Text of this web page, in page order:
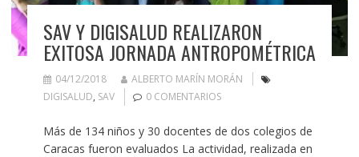
SAV Y DIGISALUD REALIZARON
EXITOSA JORNADA ANTROPOMÉTRICA
04/12/2018
ALBERTO MARÍN MORÁN
DIGISALUD, SAV 0 COMENTARIOS
Más de 134 niños y 30 docentes de dos colegios de
Caracas fueron evaluados La actividad, realizada en